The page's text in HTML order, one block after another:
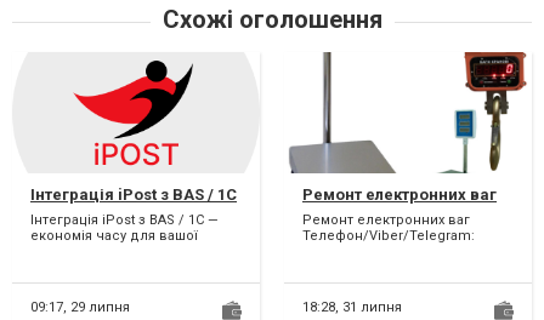
Схожі оголошення
Інтеграція iPost з BAS / 1C
Інтеграція iPost з BAS / 1С —
економія часу для вашої
09:17, 29 липня
Ремонт електронних ваг
Ремонт електронних ваг
Телефон/Viber/Telegram:
18:28, 31 липня